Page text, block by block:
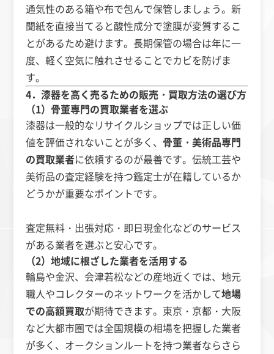
通気性のある箱や布で包んで保管しましょう。新
聞紙を直接当てると酸性成分で塗膜が変質するこ
とがあるため避けます。長期保管の場合は年に一
度、軽く空気に触れさせることでカビを防げま
す。
4．漆器を高く売るための販売・買取方法の選び方
（1）骨董専門の買取業者を選ぶ
漆器は一般的なリサイクルショップでは正しい価
値を評価されないことが多く、 骨董・美術品専門
の買取業者に依頼するのが最善です。伝統工芸や
美術品の査定経験を持つ鑑定士が在籍しているか
どうかが重要なポイントです。
査定無料・出張対応・即日現金化などのサービス
がある業者を選ぶと安心です。
（2）地域に根ざした業者を活用する
輪島や金沢、会津若松などの産地近くでは、地元
職人やコレクターのネットワークを活かして地場
での高額買取が期待できます。東京・京都・大阪
など大都市圏では全国規模の相場を把握した業者
が多く、オークションルートを持つ業者ならさら